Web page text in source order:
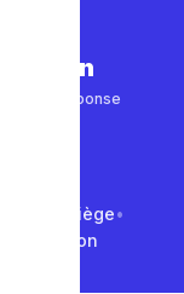
30 min
de réponse
📍 850 à Liège•
Wallon